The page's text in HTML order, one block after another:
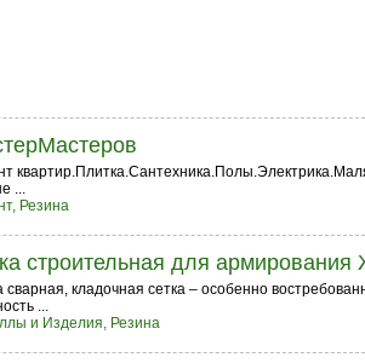
...
Резина
строительная для
сварная, кладочная сетка – особенно
...
и Изделия, Резина